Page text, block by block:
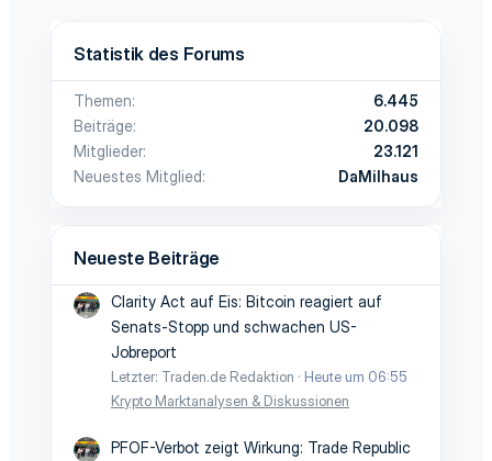
Statistik des Forums
Themen
6.445
Beiträge
20.098
Mitglieder
23.121
Neuestes Mitglied
DaMilhaus
Neueste Beiträge
Clarity Act auf Eis: Bitcoin reagiert auf
Senats-Stopp und schwachen US-
Jobreport
Letzter: Traden.de Redaktion
Heute um 06:55
Krypto Marktanalysen & Diskussionen
PFOF-Verbot zeigt Wirkung: Trade Republic